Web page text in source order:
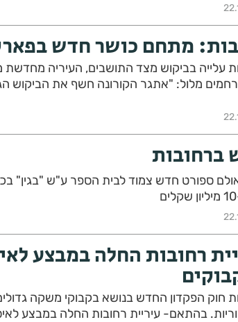
מתחם כושר חדש
עלייה בביקוש מצד התושבים, העיריה
מלול: "אתגר הקורונה חשף את הביקוש
ברחובות
ספורט חדש צמוד לבית הספר ע"ש "בגין"
רחובות החלה במבצע
חוק הפקדון החדש בנושא בקבוקי משקה
בהתאם- עיריית רחובות החלה במבצע